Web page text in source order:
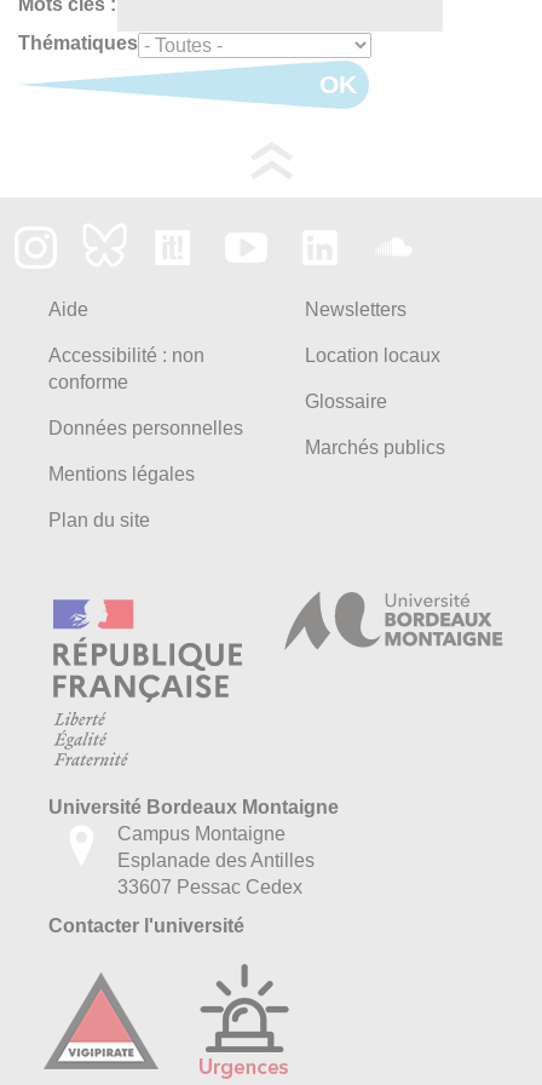
Mots clés :
Thématiques
OK
Aide
Accessibilité : non
conforme
Données personnelles
Mentions légales
Plan du site
Newsletters
Location locaux
Glossaire
Marchés publics
Université Bordeaux Montaigne
Campus Montaigne
Esplanade des Antilles
33607 Pessac Cedex
Contacter l'université